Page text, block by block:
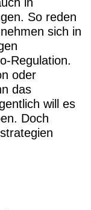
So reden
sich in
Regulation.
oder
das
will es
Doch